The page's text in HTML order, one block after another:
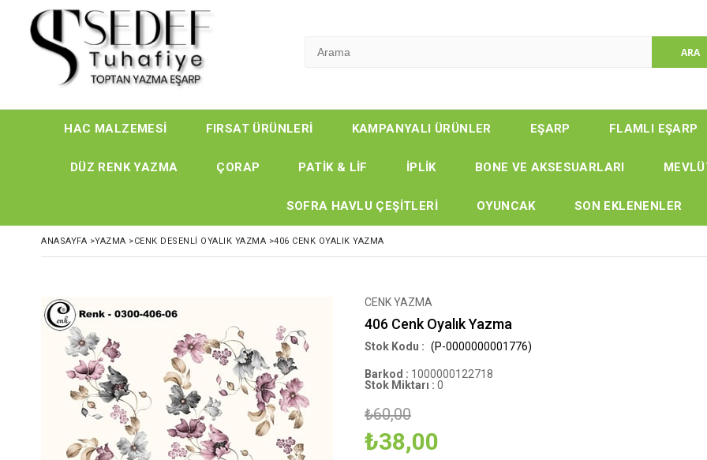
HAC MALZEMESİ FIRSAT ÜRÜNLERİ KAMPANYALI ÜRÜNLER EŞARP FLAMLI EŞARP
DÜZ RENK YAZMA ÇORAP PATİK & LİF İPLİK BONE VE AKSESUARLARI
SOFRA HAVLU ÇEŞİTLERİ OYUNCAK SON EKLENENLER
ANASAYFA >YAZMA >CENK DESENLİ OYALIK YAZMA >406 CENK OYALIK YAZMA
CENK YAZMA
406 Cenk Oyalık Yazma
(P-0000000001776)
Barkod : 1000000122718
Stok Miktarı : 0
₺60,00
₺38,00